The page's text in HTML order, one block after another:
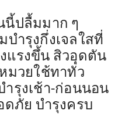
ปลื้มมาก ๆ
ำรุงกึ่งเจลใสที่
แรงขึ้น สิวอุดตัน
มวยใช้ทาทั่ว
รุงเช้า-ก่อนนอน
ดภัย บำรุงครบ